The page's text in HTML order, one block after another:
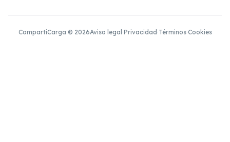
CompartiCarga © 2026Aviso legal ·Privacidad ·Términos·Cookies